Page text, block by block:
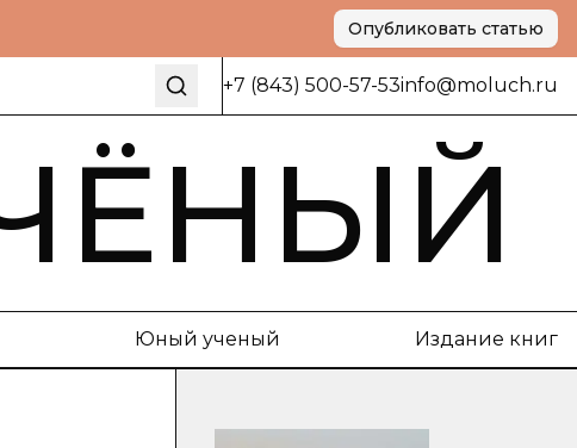
Опубликовать статью
+7 (843) 500-57-53info@moluch.ru
Юный ученый Издание книг